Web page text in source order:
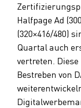
Halfpage Ad
(320×416/480)
Quartal auch
vertreten.
Bestreben von